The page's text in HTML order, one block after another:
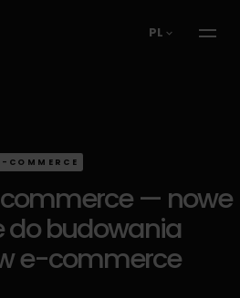
PL
COMMERCE
— nowe
do budowania
e-commerce